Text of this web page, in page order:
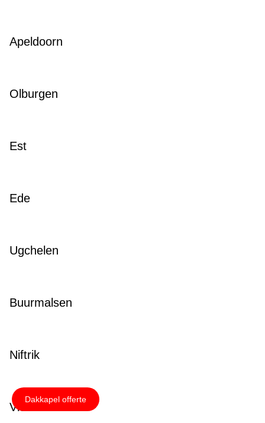
Apeldoorn
Olburgen
Est
Ede
Ugchelen
Buurmalsen
Niftrik
Vierakker
Dakkapel offerte